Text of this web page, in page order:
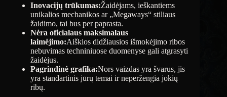
Inovacijų trūkumas:Žaidėjams, ieškantiems
unikalios mechanikos ar „Megaways“ stiliaus
žaidimo, tai bus per paprasta.
Nėra oficialaus maksimalaus
laimėjimo:Aiškios didžiausios išmokėjimo ribos
nebuvimas techniniuose duomenyse gali atgrasyti
žaidėjus.
Pagrindinė grafika:Nors vaizdas yra švarus, jis
yra standartinis jūrų temai ir neperžengia jokių
ribų.